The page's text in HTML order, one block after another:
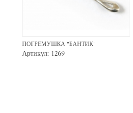
ПОГРЕМУШКА "БАНТИК"
Артикул: 1269